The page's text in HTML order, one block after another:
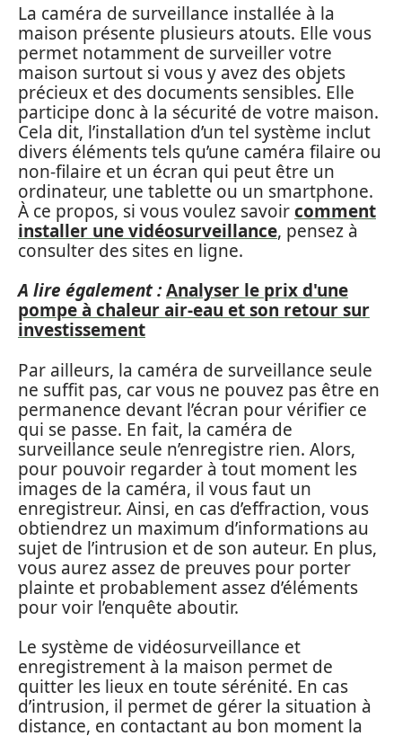
La caméra de surveillance installée à la
maison présente plusieurs atouts. Elle vous
permet notamment de surveiller votre
maison surtout si vous y avez des objets
précieux et des documents sensibles. Elle
participe donc à la sécurité de votre maison.
Cela dit, l’installation d’un tel système inclut
divers éléments tels qu’une caméra filaire ou
non-filaire et un écran qui peut être un
ordinateur, une tablette ou un smartphone.
À ce propos, si vous voulez savoircomment
installer une vidéosurveillance, pensez à
consulter des sites en ligne.
A lire également :Analyser le prix d'une
pompe à chaleur air-eau et son retour sur
investissement
Par ailleurs, la caméra de surveillance seule
ne suffit pas, car vous ne pouvez pas être en
permanence devant l’écran pour vérifier ce
qui se passe. En fait, la caméra de
surveillance seule n’enregistre rien. Alors,
pour pouvoir regarder à tout moment les
images de la caméra, il vous faut un
enregistreur. Ainsi, en cas d’effraction, vous
obtiendrez un maximum d’informations au
sujet de l’intrusion et de son auteur. En plus,
vous aurez assez de preuves pour porter
plainte et probablement assez d’éléments
pour voir l’enquête aboutir.
Le système de vidéosurveillance et
enregistrement à la maison permet de
quitter les lieux en toute sérénité. En cas
d’intrusion, il permet de gérer la situation à
distance, en contactant au bon moment la